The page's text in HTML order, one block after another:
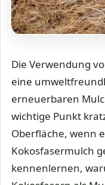
Die Verwendung
eine
erneuerbaren
wichtige Punkt
Oberfläche, wenn
Kokosfasermulch
kennenlernen,